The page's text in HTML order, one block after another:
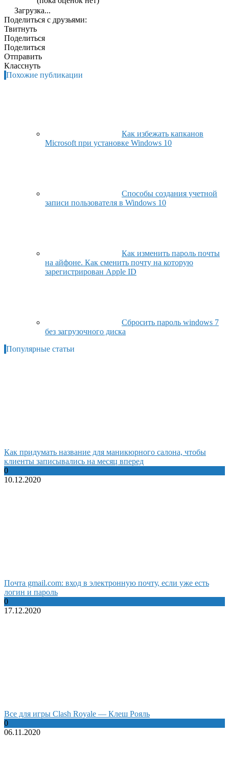
Загрузка...
Поделиться с друзьями:
Твитнуть
Поделиться
Поделиться
Отправить
Класснуть
Похожие публикации
Как избежать капканов
Microsoft при установке Windows 10
Способы создания учетной
записи пользователя в Windows 10
Как изменить пароль почты
на айфоне. Как сменить почту на которую
зарегистрирован Apple ID
Сбросить пароль windows 7
без загрузочного диска
Популярные статьи
Как придумать название для маникюрного салона, чтобы
клиенты записывались на месяц вперед
0
10.12.2020
Почта gmail.com: вход в электронную почту, если уже есть
логин и пароль
0
17.12.2020
Все для игры Clash Royale — Клеш Рояль
0
06.11.2020